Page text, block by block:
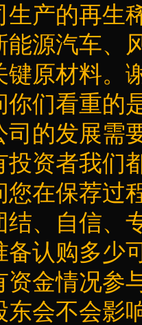
生产的再生
能源汽车、
键原材料。
看重的是
司的发展需
投资者我们
保荐过程
结、自信、
备认购多少
资金情况参
东会不会影